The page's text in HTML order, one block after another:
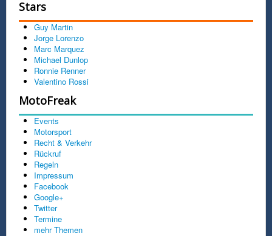
Stars
Guy Martin
Jorge Lorenzo
Marc Marquez
Michael Dunlop
Ronnie Renner
Valentino Rossi
MotoFreak
Events
Motorsport
Recht & Verkehr
Rückruf
Regeln
Impressum
Facebook
Google+
Twitter
Termine
mehr Themen